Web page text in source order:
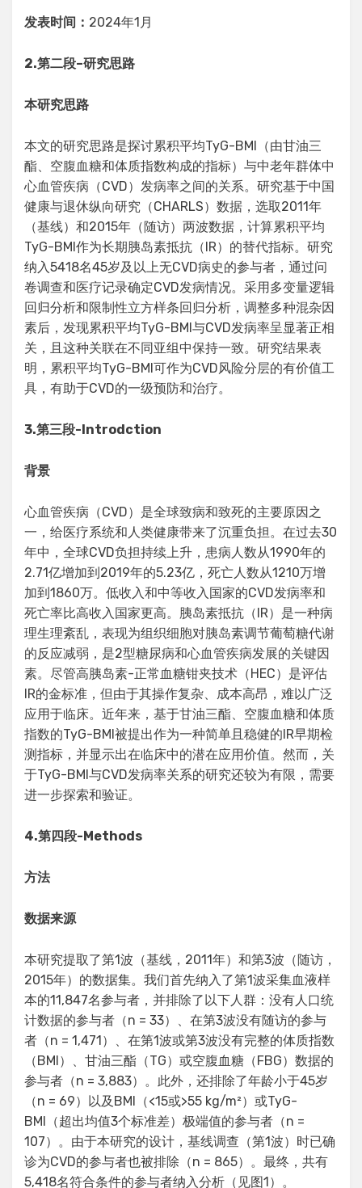
发表时间： 2024年1月
2.第二段–研究思路
本研究思路
本文的研究思路是探讨累积平均TyG-BMI（由甘油三
酯、空腹血糖和体质指数构成的指标）与中老年群体中
心血管疾病（CVD）发病率之间的关系。研究基于中国
健康与退休纵向研究（CHARLS）数据，选取2011年
（基线）和2015年（随访）两波数据，计算累积平均
TyG-BMI作为长期胰岛素抵抗（IR）的替代指标。研究
纳入5418名45岁及以上无CVD病史的参与者，通过问
卷调查和医疗记录确定CVD发病情况。采用多变量逻辑
回归分析和限制性立方样条回归分析，调整多种混杂因
素后，发现累积平均TyG-BMI与CVD发病率呈显著正相
关，且这种关联在不同亚组中保持一致。研究结果表
明，累积平均TyG-BMI可作为CVD风险分层的有价值工
具，有助于CVD的一级预防和治疗。
3.第三段-Introdction
背景
心血管疾病（CVD）是全球致病和致死的主要原因之
一，给医疗系统和人类健康带来了沉重负担。在过去30
年中，全球CVD负担持续上升，患病人数从1990年的
2.71亿增加到2019年的5.23亿，死亡人数从1210万增
加到1860万。低收入和中等收入国家的CVD发病率和
死亡率比高收入国家更高。胰岛素抵抗（IR）是一种病
理生理紊乱，表现为组织细胞对胰岛素调节葡萄糖代谢
的反应减弱，是2型糖尿病和心血管疾病发展的关键因
素。尽管高胰岛素-正常血糖钳夹技术（HEC）是评估
IR的金标准，但由于其操作复杂、成本高昂，难以广泛
应用于临床。近年来，基于甘油三酯、空腹血糖和体质
指数的TyG-BMI被提出作为一种简单且稳健的IR早期检
测指标，并显示出在临床中的潜在应用价值。然而，关
于TyG-BMI与CVD发病率关系的研究还较为有限，需要
进一步探索和验证。
4.第四段-Methods
方法
数据来源
本研究提取了第1波（基线，2011年）和第3波（随访，
2015年）的数据集。我们首先纳入了第1波采集血液样
本的11,847名参与者，并排除了以下人群：没有人口统
计数据的参与者（n = 33）、在第3波没有随访的参与
者（n = 1,471）、在第1波或第3波没有完整的体质指数
（BMI）、甘油三酯（TG）或空腹血糖（FBG）数据的
参与者（n = 3,883）。此外，还排除了年龄小于45岁
（n = 69）以及BMI（<15或>55 kg/m²）或TyG-
BMI（超出均值3个标准差）极端值的参与者（n =
107）。由于本研究的设计，基线调查（第1波）时已确
诊为CVD的参与者也被排除（n = 865）。最终，共有
5,418名符合条件的参与者纳入分析（见图1）。